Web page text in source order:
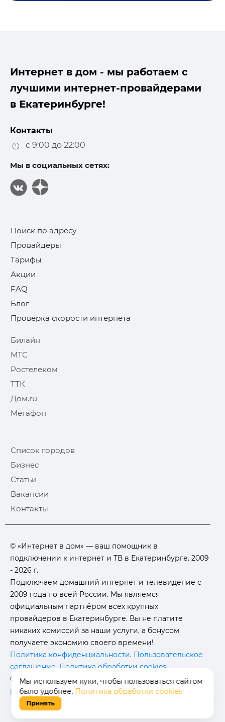
Интернет в дом - мы работаем с
лучшими интернет-провайдерами
в Екатеринбурге!
Контакты
с 9:00 до 22:00
Мы в социальных сетях:
Поиск по адресу
Провайдеры
Тарифы
Акции
FAQ
Блог
Проверка скорости интернета
Билайн
МТС
Ростелеком
ТТК
Дом.ru
Мегафон
Список городов
Бизнес
Статьи
Вакансии
Контакты
© «Интернет в дом» — ваш помощник в
подключении к интернет и ТВ в Екатеринбурге. 2009
- 2026 г.
Подключаем домашний интернет и телевидение с
2009 года по всей России. Мы являемся
официальным партнёром всех крупных
провайдеров в Екатеринбурге. Вы не платите
никаких комиссий за наши услуги, а бонусом
получаете экономию своего времени!
Политика конфиденциальности. Пользовательское
соглашение Политика обработки cookies
Отписаться от полученияинформационных
рассылокот данного ресурса можно настранице
Мы используем куки, чтобы пользоваться сайтом
было удобнее. Политика обработки cookies
Принять